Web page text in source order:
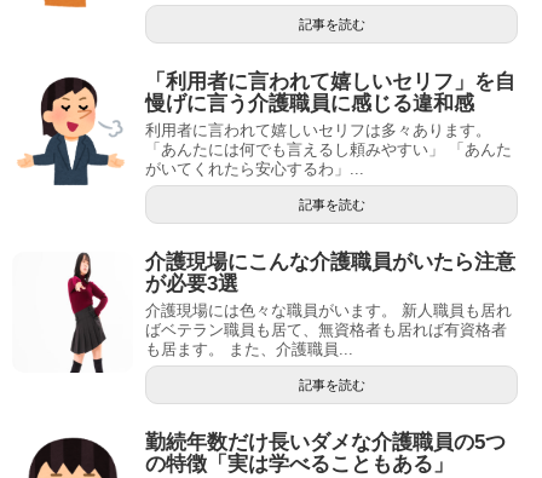
記事を読む
「利用者に言われて嬉しいセリフ」を自
慢げに言う介護職員に感じる違和感
利用者に言われて嬉しいセリフは多々あります。
「あんたには何でも言えるし頼みやすい」 「あんた
がいてくれたら安心するわ」...
記事を読む
介護現場にこんな介護職員がいたら注意
が必要3選
介護現場には色々な職員がいます。 新人職員も居れ
ばベテラン職員も居て、無資格者も居れば有資格者
も居ます。 また、介護職員...
記事を読む
勤続年数だけ長いダメな介護職員の5つ
の特徴「実は学べることもある」